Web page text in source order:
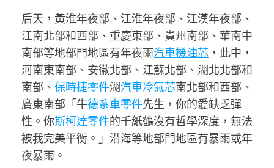
后天，黃淮年夜部、江淮年夜部、江漢年夜部、
江南北部和西部、重慶東部、貴州南部、華南中
南部等地部門地區有年夜雨汽車機油芯 ，此中，
河南東南部、安徽北部、江蘇北部、湖北北部和
南部、 保時捷零件湖汽車冷氣芯南北部和西部、
廣東南部「牛德系車零件先生，你的愛缺乏彈
性。你斯柯達零件的千紙鶴沒有哲學深度，無法
被我完美平衡。」沿海等地部門地區有暴雨或年
夜暴雨。